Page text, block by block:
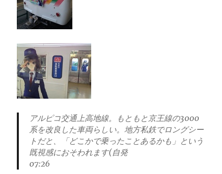
アルピコ交通上高地線。もともと京王線の3000
系を改良した車両らしい。地方私鉄でロングシー
トだと、「どこかで乗ったことあるかも」という
既視感におそわれます(自発
07:26